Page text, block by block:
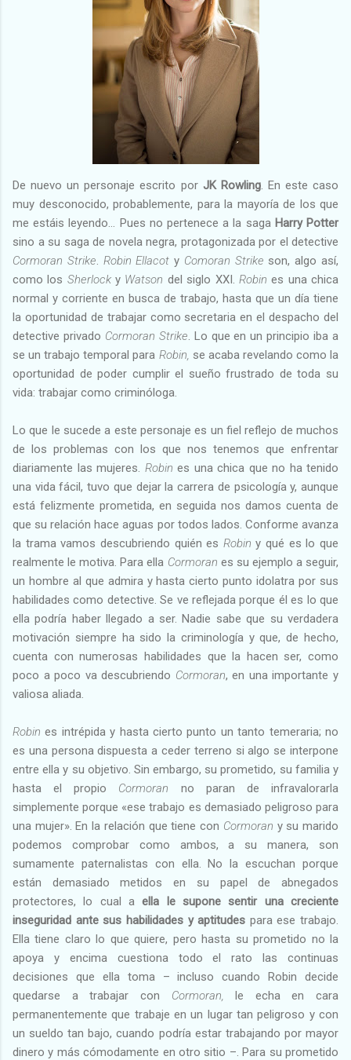
De nuevo un personaje escrito por JK Rowling. En este caso
muy desconocido, probablemente, para la mayoría de los que
me estáis leyendo… Pues no pertenece a la saga Harry Potter
sino a su saga de novela negra, protagonizada por el detective
Cormoran Strike. Robin Ellacot y Comoran Strike son, algo así,
como los Sherlocky Watson del siglo XXI. Robin es una chica
normal y corriente en busca de trabajo, hasta que un día tiene
la oportunidad de trabajar como secretaria en el despacho del
detective privado Cormoran Strike. Lo que en un principio iba a
se un trabajo temporal para Robin, se acaba revelando como la
oportunidad de poder cumplir el sueño frustrado de toda su
vida: trabajar como criminóloga.
Lo que le sucede a este personaje es un fiel reflejo de muchos
de los problemas con los que nos tenemos que enfrentar
diariamente las mujeres. Robin es una chica que no ha tenido
una vida fácil, tuvo que dejar la carrera de psicología y, aunque
está felizmente prometida, en seguida nos damos cuenta de
que su relación hace aguas por todos lados. Conforme avanza
la trama vamos descubriendo quién es Robin y qué es lo que
realmente le motiva. Para ella Cormoran es su ejemplo a seguir,
un hombre al que admira y hasta cierto punto idolatra por sus
habilidades como detective. Se ve reflejada porque él es lo que
ella podría haber llegado a ser. Nadie sabe que su verdadera
motivación siempre ha sido la criminología y que, de hecho,
cuenta con numerosas habilidades que la hacen ser, como
poco a poco va descubriendo Cormoran, en una importante y
valiosa aliada.
Robin es intrépida y hasta cierto punto un tanto temeraria; no
es una persona dispuesta a ceder terreno si algo se interpone
entre ella y su objetivo. Sin embargo, su prometido, su familia y
hasta el propio Cormoran no paran de infravalorarla
simplemente porque «ese trabajo es demasiado peligroso para
una mujer». En la relación que tiene con Cormoran y su marido
podemos comprobar como ambos, a su manera, son
sumamente paternalistas con ella. No la escuchan porque
están demasiado metidos en su papel de abnegados
protectores, lo cual aella le supone sentir una creciente
inseguridad ante sus habilidades y aptitudes para ese trabajo.
Ella tiene claro lo que quiere, pero hasta su prometido no la
apoya y encima cuestiona todo el rato las continuas
decisiones que ella toma – incluso cuando Robin decide
quedarse a trabajar con Cormoran, le echa en cara
permanentemente que trabaje en un lugar tan peligroso y con
un sueldo tan bajo, cuando podría estar trabajando por mayor
dinero y más cómodamente en otro sitio –. Para su prometido